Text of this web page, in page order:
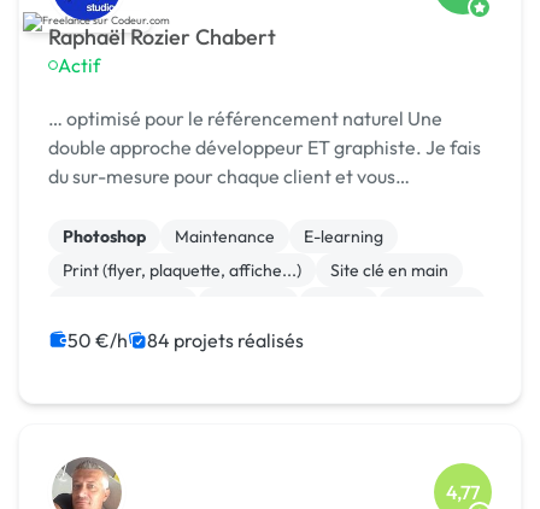
Raphaël Rozier Chabert
Actif
… optimisé pour le référencement naturel Une
double approche développeur ET graphiste. Je fais
du sur-mesure pour chaque client et vous
Photoshop Maintenance
E-learning
Print (flyer, plaquette, affiche...)
Site clé en main
Mise en page
50 €/h 84 projets réalisés
4,77